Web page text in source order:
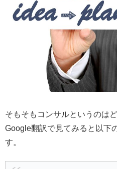
そもそもコンサルというのは
Google翻訳で見てみると以下
す。